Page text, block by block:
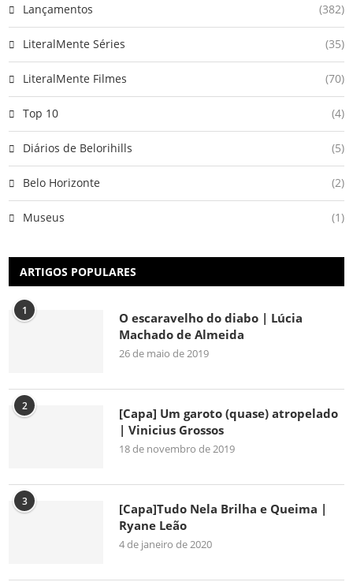
Lançamentos (382)
LiteralMente Séries (35)
LiteralMente Filmes (70)
Top 10 (4)
Diários de Belorihills (5)
Belo Horizonte (2)
Museus (1)
ARTIGOS POPULARES
1
O escaravelho do diabo | Lúcia
Machado de Almeida
26 de maio de 2019
2
[Capa] Um garoto (quase) atropelado
| Vinicius Grossos
18 de novembro de 2019
3
[Capa]Tudo Nela Brilha e Queima |
Ryane Leão
4 de janeiro de 2020